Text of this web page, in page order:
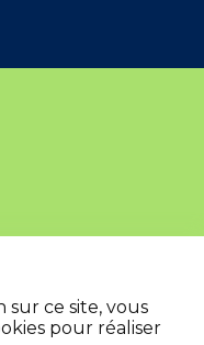
ce site, vous
pour réaliser